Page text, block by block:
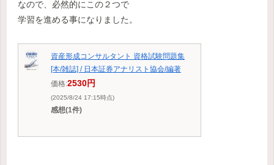
なので、必然的にこの２つで
学習を進める事になりました。
資産形成コンサルタント 資格試験問題集
[本/雑誌] / 日本証券アナリスト協会/編著
価格:2530円
(2025/8/24 17:15時点)
感想(1件)